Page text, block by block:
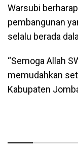
Warsubi
pembangunan
selalu berada
“Semoga Allah
memudahkan
Kabupaten